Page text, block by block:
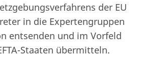
der EU
in die Expertengruppen
entsenden und im Vorfeld
Staaten übermitteln.